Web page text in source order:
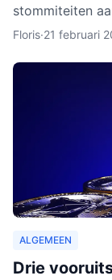
stommiteiten
meeste
Floris·21 februari
ALGEMEEN
Drie